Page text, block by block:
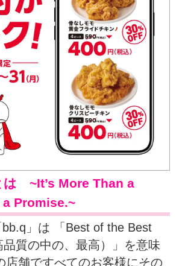
は ~It’s More Than a
Promise.~
」は 「Best of the Best
品質の中の、最高）」を意味
店舗ですべてのお客様にその